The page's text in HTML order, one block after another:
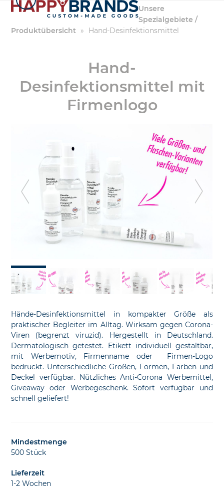
Zum
Inhalt
springen
Unsere
Spezialgebiete /
Produktübersicht » Hand-Desinfektionsmittel
Hand-
Desinfektionsmittel mit
Firmenlogo
previous
slide
Hände-Desinfektionsmittel in kompakter Größe als
praktischer Begleiter im Alltag. Wirksam gegen Corona-
Viren (begrenzt viruzid). Hergestellt in Deutschland.
Dermatologisch getestet. Etikett individuell gestaltbar,
mit Werbemotiv, Firmenname oder Firmen-Logo
bedruckt. Unterschiedliche Größen, Formen, Farben und
Deckel verfügbar. Nützliches Anti-Corona Werbemittel,
Giveaway oder Werbegeschenk. Sofort verfügbar und
schnell geliefert!
Mindestmenge
500 Stück
Lieferzeit
1-2 Wochen